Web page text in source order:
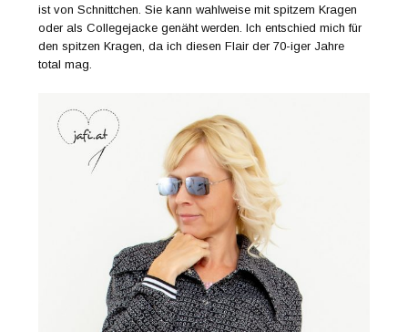
ist von Schnittchen. Sie kann wahlweise mit spitzem Kragen
oder als Collegejacke genäht werden. Ich entschied mich für
den spitzen Kragen, da ich diesen Flair der 70-iger Jahre
total mag.